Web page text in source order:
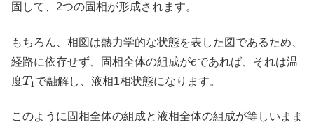
固して、2つの固相が形成されます。
もちろん、相図は熱力学的な状態を表した図であるため、
経路に依存せず、固相全体の組成が であれば、それは温
度
T1
で融解し、液相1相状態になります。
このように固相全体の組成と液相全体の組成が等しいまま